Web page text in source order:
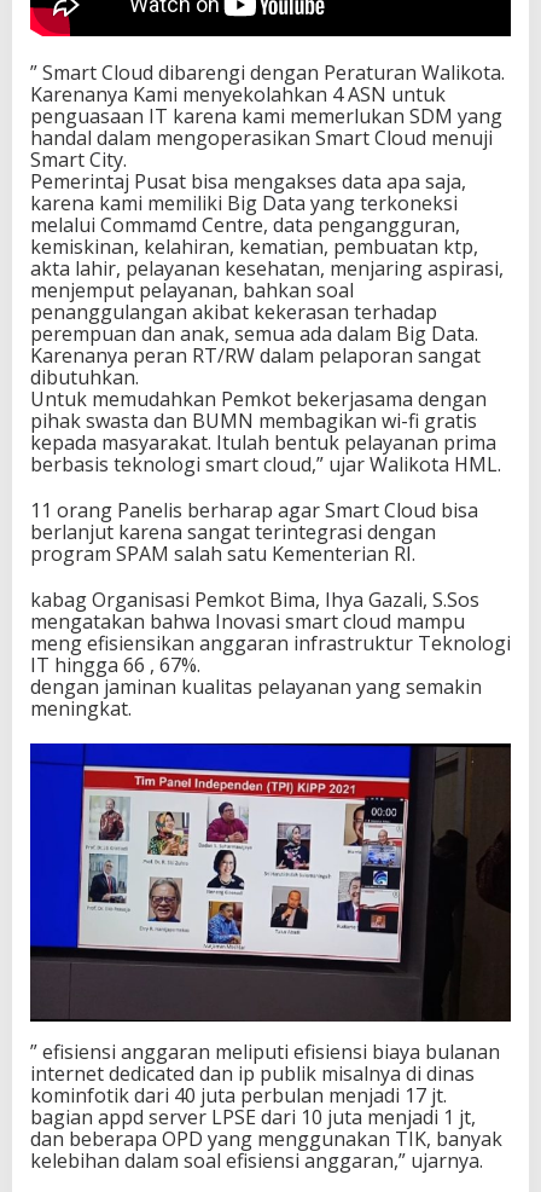
” Smart Cloud dibarengi dengan Peraturan Walikota.
Karenanya Kami menyekolahkan 4 ASN untuk
penguasaan IT karena kami memerlukan SDM yang
handal dalam mengoperasikan Smart Cloud menuji
Smart City.
Pemerintaj Pusat bisa mengakses data apa saja,
karena kami memiliki Big Data yang terkoneksi
melalui Commamd Centre, data pengangguran,
kemiskinan, kelahiran, kematian, pembuatan ktp,
akta lahir, pelayanan kesehatan, menjaring aspirasi,
menjemput pelayanan, bahkan soal
penanggulangan akibat kekerasan terhadap
perempuan dan anak, semua ada dalam Big Data.
Karenanya peran RT/RW dalam pelaporan sangat
dibutuhkan.
Untuk memudahkan Pemkot bekerjasama dengan
pihak swasta dan BUMN membagikan wi-fi gratis
kepada masyarakat. Itulah bentuk pelayanan prima
berbasis teknologi smart cloud,” ujar Walikota HML.
11 orang Panelis berharap agar Smart Cloud bisa
berlanjut karena sangat terintegrasi dengan
program SPAM salah satu Kementerian RI.
kabag Organisasi Pemkot Bima, Ihya Gazali, S.Sos
mengatakan bahwa Inovasi smart cloud mampu
meng efisiensikan anggaran infrastruktur Teknologi
IT hingga 66 , 67%.
dengan jaminan kualitas pelayanan yang semakin
meningkat.
” efisiensi anggaran meliputi efisiensi biaya bulanan
internet dedicated dan ip publik misalnya di dinas
kominfotik dari 40 juta perbulan menjadi 17 jt.
bagian appd server LPSE dari 10 juta menjadi 1 jt,
dan beberapa OPD yang menggunakan TIK, banyak
kelebihan dalam soal efisiensi anggaran,” ujarnya.